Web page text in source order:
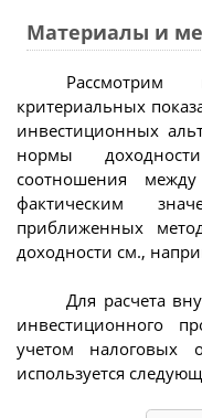
Материалы и
критериальных
инвестиционных
нормы
соотношения
фактическим
приближенных
доходности см.,
Для расчета
инвестиционного
учетом налоговых
используется